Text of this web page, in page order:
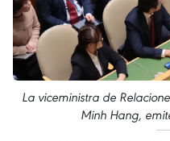
La viceministra de
Minh Hang,